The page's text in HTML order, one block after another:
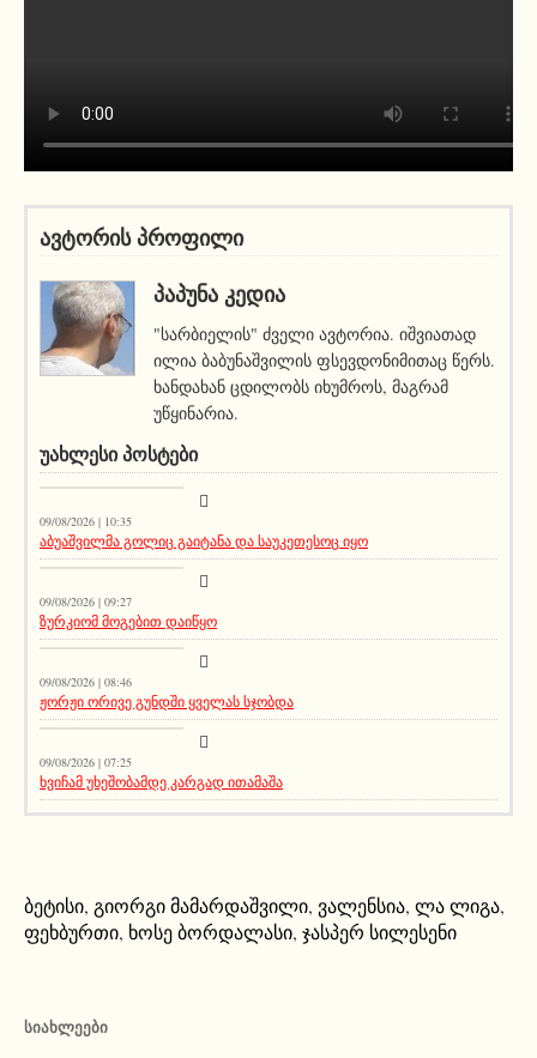
ავტორის პროფილი
ᲞᲐᲞᲣᲜᲐ ᲙᲔᲓᲘᲐ
"სარბიელის" ძველი ავტორია. იშვიათად
ილია ბაბუნაშვილის ფსევდონიმითაც წერს.
ხანდახან ცდილობს იხუმროს, მაგრამ
უწყინარია.
ᲣᲐᲮᲚᲔᲡᲘ ᲞᲝᲡᲢᲔᲑᲘ
09/08/2026 | 10:35
აბუაშვილმა გოლიც გაიტანა და საუკეთესოც იყო
სიახლეები
09/08/2026 | 09:27
ზურკიომ მოგებით დაიწყო
კატეგორიის გარეშე
09/08/2026 | 08:46
ჟორჟი ორივე გუნდში ყველას სჯობდა
მთავარი ამბავი
09/08/2026 | 07:25
ხვიჩამ უხეშობამდე კარგად ითამაშა
ბეტისი, გიორგი მამარდაშვილი, ვალენსია, ლა ლიგა,
ფეხბურთი, ხოსე ბორდალასი, ჯასპერ სილესენი
ᲡᲘᲐᲮᲚᲔᲔᲑᲘ